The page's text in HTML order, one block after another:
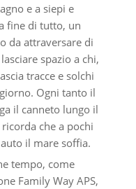
e a siepi e
fine di tutto, un
da attraversare di
spazio a chi,
tracce e solchi
Ogni tanto il
il canneto lungo il
che a pochi
il mare soffia.
tempo, come
Family Way APS,